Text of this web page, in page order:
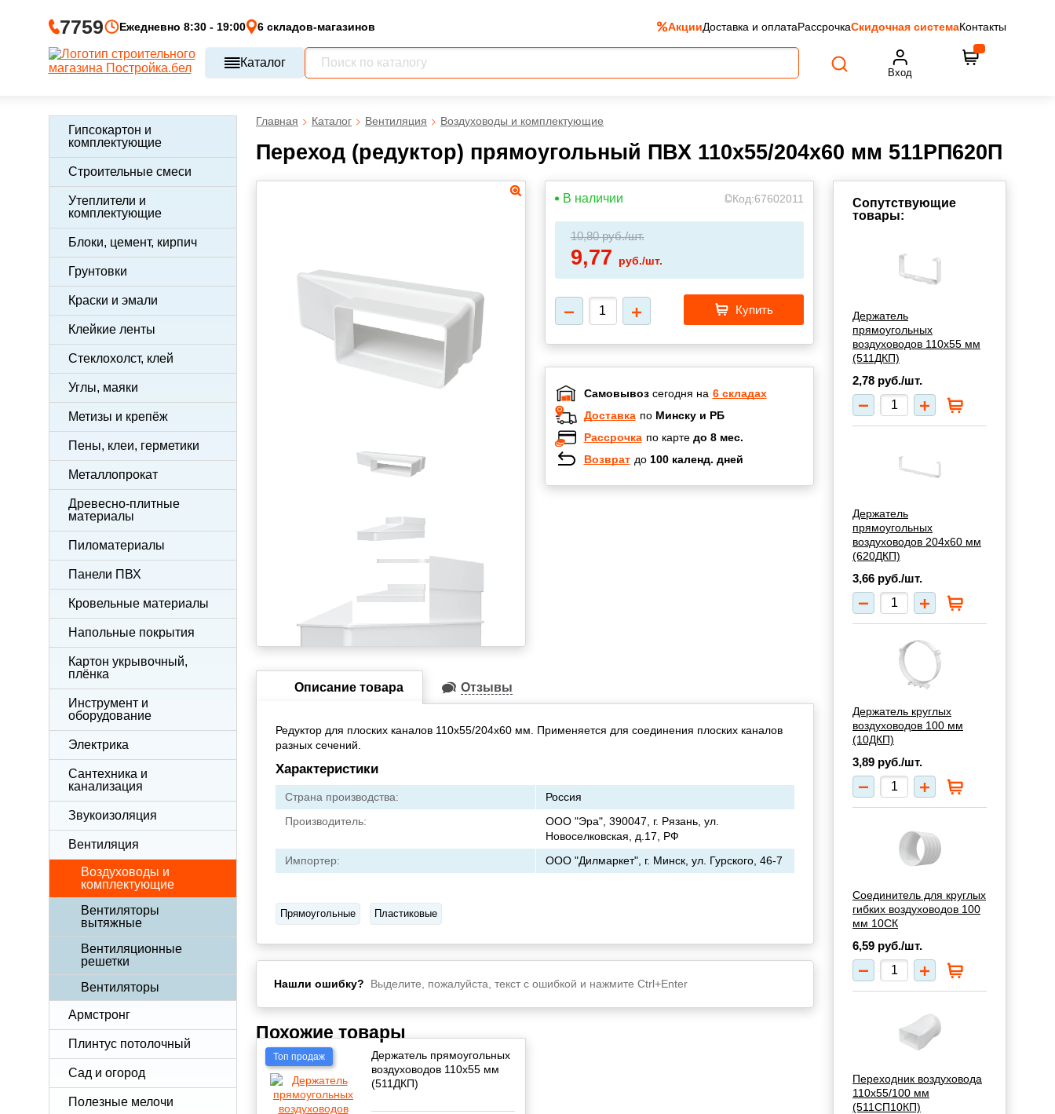
7759 Ежедневно 8:30 - 19:00 6 складов-магазинов АкцииДоставка и оплатаРассрочкаСкидочная системаКонтакты
Каталог
Вход
Гипсокартон и
комплектующие
Строительные смеси
Утеплители и
комплектующие
Блоки, цемент, кирпич
Грунтовки
Краски и эмали
Клейкие ленты
Стеклохолст, клей
Углы, маяки
Метизы и крепёж
Пены, клеи, герметики
Металлопрокат
Древесно-плитные
материалы
Пиломатериалы
Панели ПВХ
Кровельные материалы
Напольные покрытия
Картон укрывочный,
плёнка
Инструмент и
оборудование
Электрика
Сантехника и
канализация
Звукоизоляция
Вентиляция
Воздуховоды и
комплектующие
Вентиляторы
вытяжные
Вентиляционные
решетки
Вентиляторы
Армстронг
Плинтус потолочный
Сад и огород
Полезные мелочи
Главная Каталог Вентиляция Воздуховоды и комплектующие
Переход (редуктор) прямоугольный ПВХ 110х55/204х60 мм 511РП620П
В наличии Код:67602011
10,80руб./шт.
9,77 руб./шт.
Купить
Самовывозсегодня на 6 складах
Доставка по Минску и РБ
Рассрочка по карте до 8 мес.
Возврат до 100 календ. дней
Описание товара Отзывы
Редуктор для плоских каналов 110х55/204х60 мм. Применяется для соединения плоских каналов
разных сечений.
Характеристики
Страна производства:
Россия
Производитель:
ООО "Эра", 390047, г. Рязань, ул.
Новоселковская, д.17, РФ
Импортер:
ООО "Дилмаркет", г. Минск, ул. Гурского, 46-7
Прямоугольные Пластиковые
Нашли ошибку? Выделите, пожалуйста, текст с ошибкой и нажмите Ctrl+Enter
Похожие товары
Топ продаж
Держатель прямоугольных
воздуховодов 110х55 мм
(511ДКП)
Сопутствующие
товары:
Держатель
прямоугольных
воздуховодов 110х55 мм
(511ДКП)
2,78 руб./шт.
Держатель
прямоугольных
воздуховодов 204х60 мм
(620ДКП)
3,66 руб./шт.
Держатель круглых
воздуховодов 100 мм
(10ДКП)
3,89 руб./шт.
Соединитель для круглых
гибких воздуховодов 100
мм 10СК
6,59 руб./шт.
Переходник воздуховода
110х55/100 мм
(511СП10КП)